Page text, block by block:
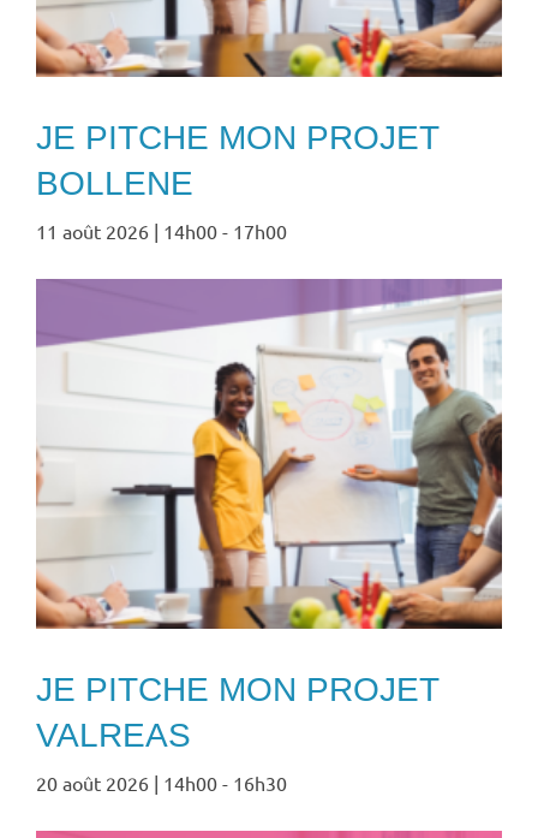
JE PITCHE MON PROJET
BOLLENE
11 août 2026 | 14h00 - 17h00
JE PITCHE MON PROJET
VALREAS
20 août 2026 | 14h00 - 16h30